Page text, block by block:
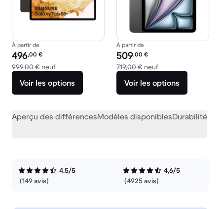
À partir de
Prix reconditionné :
496,00 €
999,00 € neufcontre 999,00 € neuf
Voir les options
À partir de
Prix reconditionné :
509,00 €
719,00 € neufcontre 719,00 €
Voir les options
Aperçu des différencesModèles disponiblesDurabilité
4,5/5
(149 avis)
4,6/5
(4925 avis)